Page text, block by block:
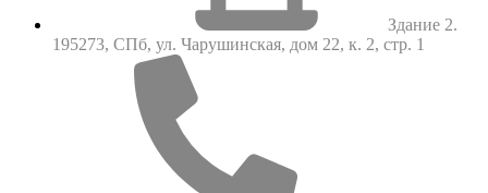
Здание 2.
195273, СПб, ул. Чарушинская, дом 22, к. 2, стр. 1